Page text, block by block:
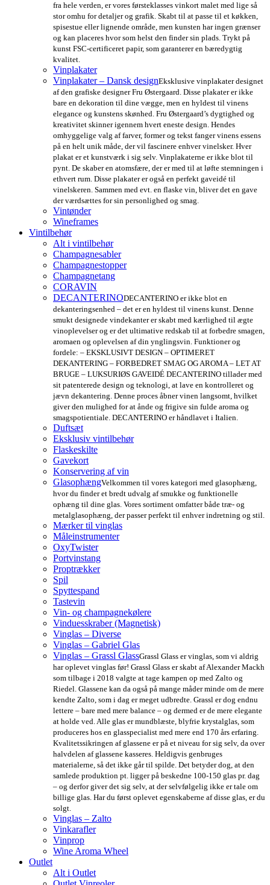
fra hele verden, er vores førsteklasses vinkort malet med lige så
stor omhu for detaljer og grafik. Skabt til at passe til et køkken,
spisestue eller lignende område, men kunsten har ingen grænser
og kan placeres hvor som helst den finder sin plads. Trykt på
kunst FSC-certificeret papir, som garanterer en bæredygtig
kvalitet.
Vinplakater
Vinplakater – Dansk designEksklusive vinplakater designet
af den grafiske designer Fru Østergaard. Disse plakater er ikke
bare en dekoration til dine vægge, men en hyldest til vinens
elegance og kunstens skønhed. Fru Østergaard’s dygtighed og
kreativitet skinner igennem hvert eneste design. Hendes
omhyggelige valg af farver, former og tekst fanger vinens essens
på en helt unik måde, der vil fascinere enhver vinelsker. Hver
plakat er et kunstværk i sig selv. Vinplakaterne er ikke blot til
pynt. De skaber en atomsfære, der er med til at løfte stemningen i
ethvert rum. Disse plakater er også en perfekt gaveidé til
vinelskeren. Sammen med evt. en flaske vin, bliver det en gave
der værdsættes for sin personlighed og smag.
Vintønder
Wineframes
Vintilbehør
Alt i vintilbehør
Champagnesabler
Champagnestopper
Champagnetang
CORAVIN
DECANTERINODECANTERINO er ikke blot en
dekanteringsenhed – det er en hyldest til vinens kunst. Denne
smukt designede vindekanter er skabt med kærlighed til ægte
vinoplevelser og er det ultimative redskab til at forbedre smagen,
aromaen og oplevelsen af din ynglingsvin. Funktioner og
fordele: – EKSKLUSIVT DESIGN – OPTIMERET
DEKANTERING – FORBEDRET SMAG OG AROMA – LET AT
BRUGE – LUKSURIØS GAVEIDÉ DECANTERINO tillader med
sit patenterede design og teknologi, at lave en kontrolleret og
jævn dekantering. Denne proces åbner vinen langsomt, hvilket
giver den mulighed for at ånde og frigive sin fulde aroma og
smagspotientiale. DECANTERINO er håndlavet i Italien.
Duftsæt
Eksklusiv vintilbehør
Flaskeskilte
Gavekort
Konservering af vin
GlasophængVelkommen til vores kategori med glasophæng,
hvor du finder et bredt udvalg af smukke og funktionelle
ophæng til dine glas. Vores sortiment omfatter både træ- og
metalglasophæng, der passer perfekt til enhver indretning og stil.
Mærker til vinglas
Måleinstrumenter
OxyTwister
Portvinstang
Proptrækker
Spil
Spyttespand
Tastevin
Vin- og champagnekølere
Vinduesskraber (Magnetisk)
Vinglas – Diverse
Vinglas – Gabriel Glas
Vinglas – Grassl GlassGrassl Glass er vinglas, som vi aldrig
har oplevet vinglas før! Grassl Glass er skabt af Alexander Mackh
som tilbage i 2018 valgte at tage kampen op med Zalto og
Riedel. Glassene kan da også på mange måder minde om de mere
kendte Zalto, som i dag er meget udbredte. Grassl er dog endnu
lettere – bare med mere balance – og dermed er de mere elegante
at holde ved. Alle glas er mundblæste, blyfrie krystalglas, som
produceres hos en glasspecialist med mere end 170 års erfaring.
Kvalitetssikringen af glassene er på et niveau for sig selv, da over
halvdelen af glassene kasseres. Heldigvis genbruges
materialerne, så det ikke går til spilde. Det betyder dog, at den
samlede produktion pt. ligger på beskedne 100-150 glas pr. dag
– og derfor giver det sig selv, at der selvfølgelig ikke er tale om
billige glas. Har du først oplevet egenskaberne af disse glas, er du
solgt.
Vinglas – Zalto
Vinkarafler
Vinprop
Wine Aroma Wheel
Outlet
Alt i Outlet